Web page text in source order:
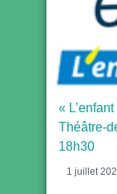
«
Théâtre-
18h30
1 juillet